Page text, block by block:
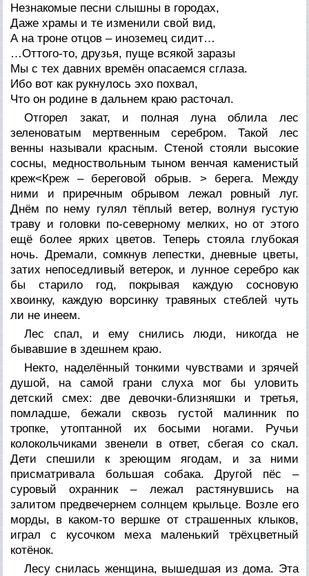
Незнакомые песни слышны в городах,
Даже храмы и те изменили свой вид,
А на троне отцов – иноземец сидит…
…Оттого-то, друзья, пуще всякой заразы
Мы с тех давних времён опасаемся сглаза.
Ибо вот как рукнулось эхо похвал,
Что он родине в дальнем краю расточал.
Отгорел закат, и полная луна облила лес
зеленоватым мертвенным серебром. Такой лес
венны называли красным. Стеной стояли высокие
сосны, медноствольным тыном венчая каменистый
креж<Креж – береговой обрыв. > берега. Между
ними и приречным обрывом лежал ровный луг.
Днём по нему гулял тёплый ветер, волнуя густую
траву и головки по-северному мелких, но от этого
ещё более ярких цветов. Теперь стояла глубокая
ночь. Дремали, сомкнув лепестки, дневные цветы,
затих непоседливый ветерок, и лунное серебро как
бы старило год, покрывая каждую сосновую
хвоинку, каждую ворсинку травяных стеблей чуть
ли не инеем.
Лес спал, и ему снились люди, никогда не
бывавшие в здешнем краю.
Некто, наделённый тонкими чувствами и зрячей
душой, на самой грани слуха мог бы уловить
детский смех: две девочки-близняшки и третья,
помладше, бежали сквозь густой малинник по
тропке, утоптанной их босыми ногами. Ручьи
колокольчиками звенели в ответ, сбегая со скал.
Дети спешили к зреющим ягодам, и за ними
присматривала большая собака. Другой пёс –
суровый охранник – лежал растянувшись на
залитом предвечернем солнцем крыльце. Возле его
морды, в каком-то вершке от страшенных клыков,
играл с кусочком меха маленький трёхцветный
котёнок.
Лесу снилась женщина, вышедшая из дома. Эта